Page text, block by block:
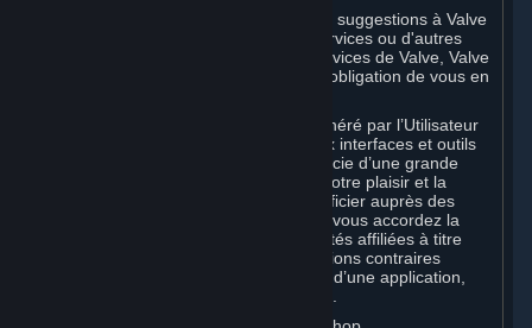
Si vous faites part de commentaires ou suggestions à Valve
concernant Steam, les Contenus et Services ou d'autres
produits, équipements matériels ou services de Valve, Valve
est libre de s'en servir librement, sans obligation de vous en
Vous reconnaissez que le Contenu Généré par l’Utilisateur
que vous chargez sur Steam grâce aux interfaces et outils
mis à votre disposition par Valve bénéficie d’une grande
visibilité et que vous le partagez pour votre plaisir et la
renommée dont il peut vous faire bénéficier auprès des
autres Souscripteurs. Par conséquent, vous accordez la
présente licence à Valve et à ses sociétés affiliées à titre
gratuit, sous réserve de toutes dispositions contraires
prévues par les Conditions spécifiques d’une application,